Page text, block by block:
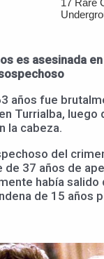
es asesinada
años fue
Turrialba, luego
la cabeza.
del
de 37 años de
había salido
de 15 años